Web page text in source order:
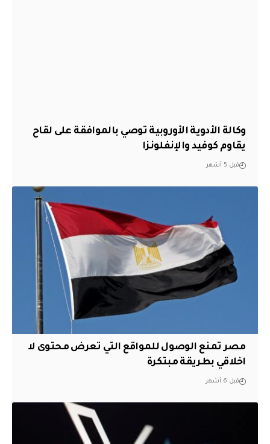
وكالة الأدوية الأوروبية توصي بالموافقة على لقاح
يقاوم كوفيد والإنفلونزا
قبل 5 أشهر
مصر تمنع الوصول للمواقع التي تعرض محتوى لا
اخلاقي بطريقة مبتكرة
قبل 6 أشهر